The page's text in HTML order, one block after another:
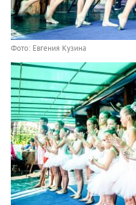
Фото: Евгения Кузина